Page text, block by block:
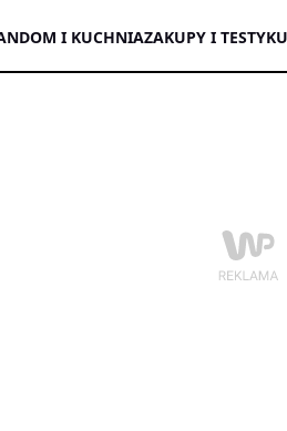
DOM I KUCHNIAZAKUPY I TESTY